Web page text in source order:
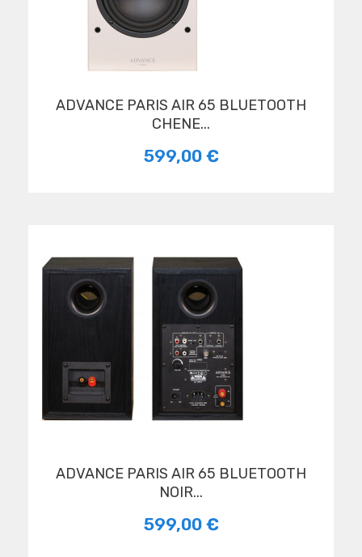
ADVANCE PARIS AIR 65 BLUETOOTH
CHENE...
599,00 €
ADVANCE PARIS AIR 65 BLUETOOTH
NOIR...
599,00 €